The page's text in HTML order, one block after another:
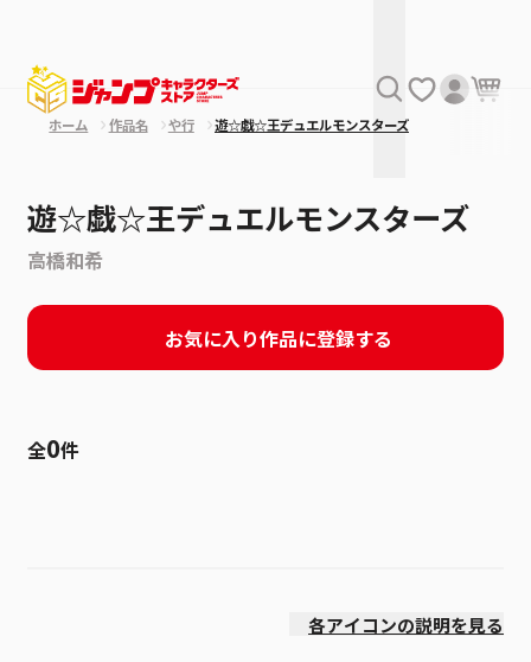
ホーム 作品名 や行 遊☆戯☆王デュエルモンスターズ
遊☆戯☆王デュエルモンスターズ
高橋和希
お気に入り作品に登録する
全0件
各アイコンの説明を見る